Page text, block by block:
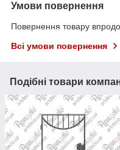
Умови повернення
Повернення товару
Всі умови повернення
Подібні товари